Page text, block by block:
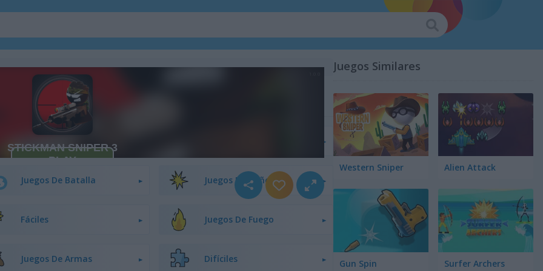
Juegos De Batalla Juegos De Cañones
Fáciles Juegos De Fuego
Juegos De Armas Difíciles
Juegos Similares
Western Sniper Alien Attack
Gun Spin Surfer Archers